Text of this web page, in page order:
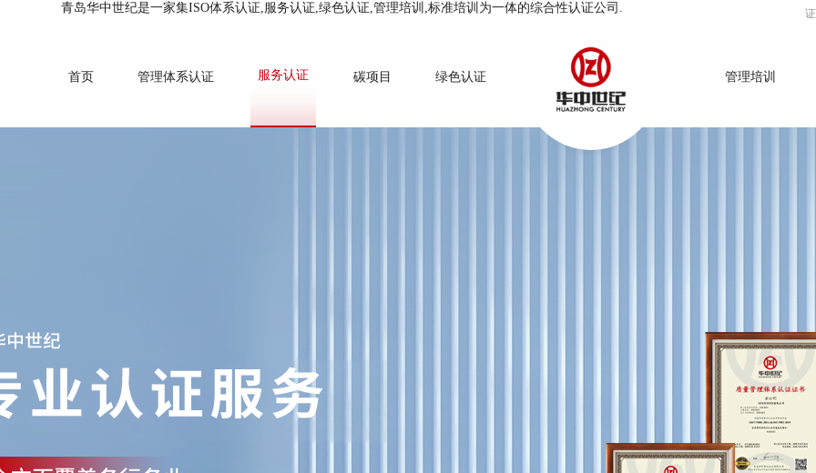
青岛华中世纪是一家集ISO体系认证,服务认证,绿色认证,管理培训,标准培训为一体的综合性认证公司.
首页 管理体系认证 服务认证 碳项目 绿色认证 管理培训